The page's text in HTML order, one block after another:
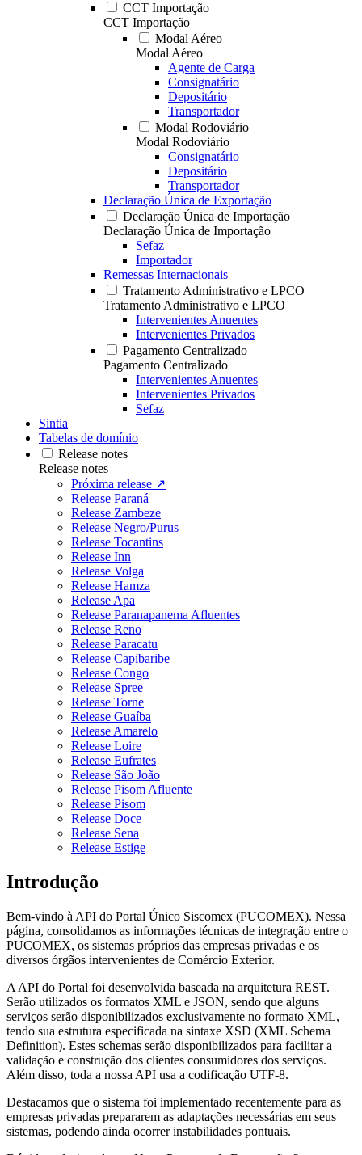
CCT Importação
CCT Importação
Modal Aéreo
Modal Aéreo
Agente de Carga
Consignatário
Depositário
Transportador
Modal Rodoviário
Modal Rodoviário
Consignatário
Depositário
Transportador
Declaração Única de Exportação
Declaração Única de Importação
Declaração Única de Importação
Sefaz
Importador
Remessas Internacionais
Tratamento Administrativo e LPCO
Tratamento Administrativo e LPCO
Intervenientes Anuentes
Intervenientes Privados
Pagamento Centralizado
Pagamento Centralizado
Intervenientes Anuentes
Intervenientes Privados
Sefaz
Sintia
Tabelas de domínio
Release notes
Release notes
Próxima release ↗
Release Paraná
Release Zambeze
Release Negro/Purus
Release Tocantins
Release Inn
Release Volga
Release Hamza
Release Apa
Release Paranapanema Afluentes
Release Reno
Release Paracatu
Release Capibaribe
Release Congo
Release Spree
Release Torne
Release Guaíba
Release Amarelo
Release Loire
Release Eufrates
Release São João
Release Pisom Afluente
Release Pisom
Release Doce
Release Sena
Release Estige
Introdução
Bem-vindo à API do Portal Único Siscomex (PUCOMEX). Nessa
página, consolidamos as informações técnicas de integração entre o
PUCOMEX, os sistemas próprios das empresas privadas e os
diversos órgãos intervenientes de Comércio Exterior.
A API do Portal foi desenvolvida baseada na arquitetura REST.
Serão utilizados os formatos XML e JSON, sendo que alguns
serviços serão disponibilizados exclusivamente no formato XML,
tendo sua estrutura especificada na sintaxe XSD (XML Schema
Definition). Estes schemas serão disponibilizados para facilitar a
validação e construção dos clientes consumidores dos serviços.
Além disso, toda a nossa API usa a codificação UTF-8.
Destacamos que o sistema foi implementado recentemente para as
empresas privadas prepararem as adaptações necessárias em seus
sistemas, podendo ainda ocorrer instabilidades pontuais.